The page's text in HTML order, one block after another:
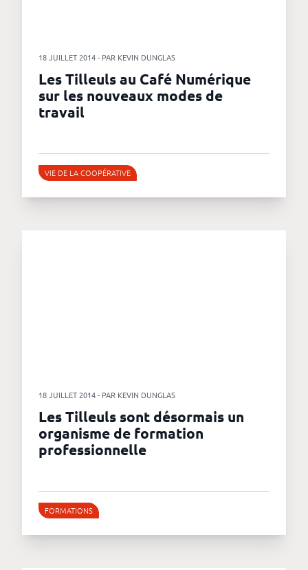
18 JUILLET 2014 - PAR KEVIN DUNGLAS
Les Tilleuls au Café Numérique
sur les nouveaux modes de
travail
VIE DE LA COOPÉRATIVE
18 JUILLET 2014 - PAR KEVIN DUNGLAS
Les Tilleuls sont désormais un
organisme de formation
professionnelle
FORMATIONS